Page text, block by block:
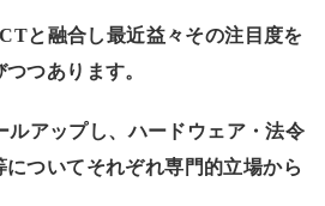
と融合し最近益々その注目度を
つつあります。
ルアップし、ハードウェア・法令
についてそれぞれ専門的立場から